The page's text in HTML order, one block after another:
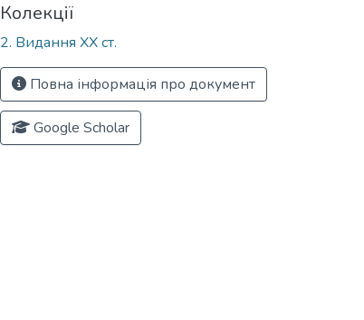
Колекції
2. Видання ХХ ст.
Повна інформація про документ
Google Scholar